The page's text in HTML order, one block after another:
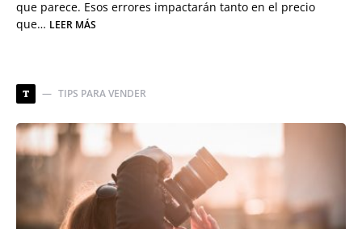
que parece. Esos errores impactarán tanto en el precio
que… LEER MÁS
T TIPS PARA VENDER